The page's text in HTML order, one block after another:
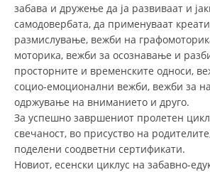
ОРГАНИЗАЦИЈА И
РАКОВОДЕН ОДБОР
СОБРАНИЕ
СТРУКТУРА И ОРГАНИЗАЦИОНА
ДИСЕМИНАЦИЈА
MЕЃУНАРОДНО ХУМАНИТАРНО
забава и дружење да ја развиваат и
самодовербата, да применуваат
размислување, вежби на
моторика, вежби за осознавање и
просторните и временските односи,
социо-емоционални вежби, вежби за
одржување на вниманието и друго.
За успешно завршениот пролетен
свечаност, во присуство на
поделени соодветни сертификати.
Новиот, есенски циклус на забавно-